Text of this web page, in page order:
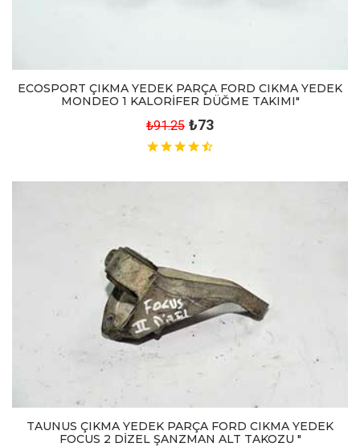
ECOSPORT ÇIKMA YEDEK PARÇA FORD CIKMA YEDEK
MONDEO 1 KALORİFER DÜĞME TAKIMI"
₺91.25 ₺73
TAUNUS ÇIKMA YEDEK PARÇA FORD CIKMA YEDEK
FOCUS 2 DİZEL ŞANZMAN ALT TAKOZU "